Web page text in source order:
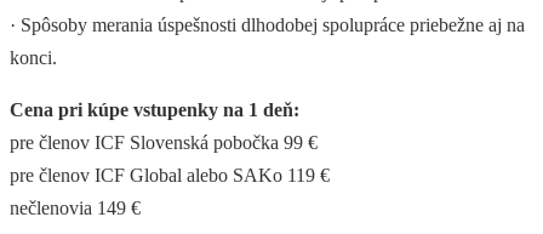
· Spôsoby merania úspešnosti dlhodobej spolupráce priebežne aj na
konci.
Cena pri kúpe vstupenky na 1 deň:
pre členov ICF Slovenská pobočka 99 €
pre členov ICF Global alebo SAKo 119 €
nečlenovia 149 €